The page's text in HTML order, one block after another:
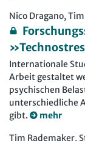
Nico Dragano,
Internationale
Arbeit gestaltet
psychischen
unterschiedliche
gibt.
mehr
Tim Rademaker,